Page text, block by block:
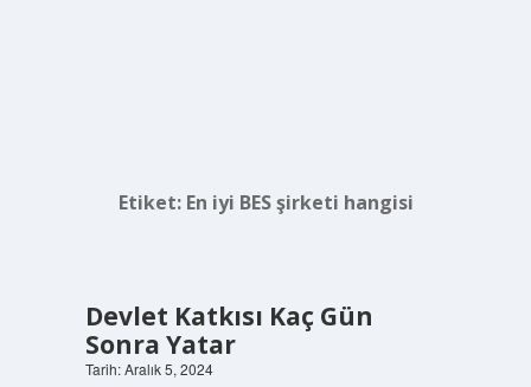
Etiket: En iyi BES şirketi hangisi
Devlet Katkısı Kaç Gün
Sonra Yatar
Tarih: Aralık 5, 2024